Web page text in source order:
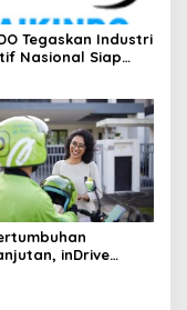
Tegaskan Industri
Nasional Siap
inDrive